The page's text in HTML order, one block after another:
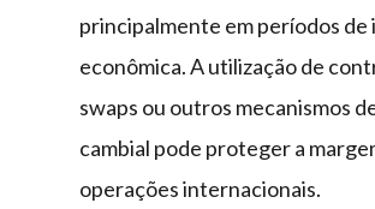
principalmente em períodos de
econômica. A utilização de
swaps ou outros mecanismos
cambial pode proteger a
operações internacionais.